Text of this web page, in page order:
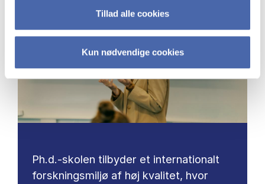
Tillad alle cookies
Kun nødvendige cookies
Ph.d.-skolen tilbyder et internationalt
forskningsmiljø af høj kvalitet, hvor